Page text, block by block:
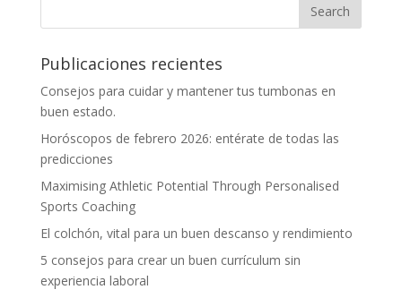
Publicaciones recientes
Consejos para cuidar y mantener tus tumbonas en
buen estado.
Horóscopos de febrero 2026: entérate de todas las
predicciones
Maximising Athletic Potential Through Personalised
Sports Coaching
El colchón, vital para un buen descanso y rendimiento
5 consejos para crear un buen currículum sin
experiencia laboral